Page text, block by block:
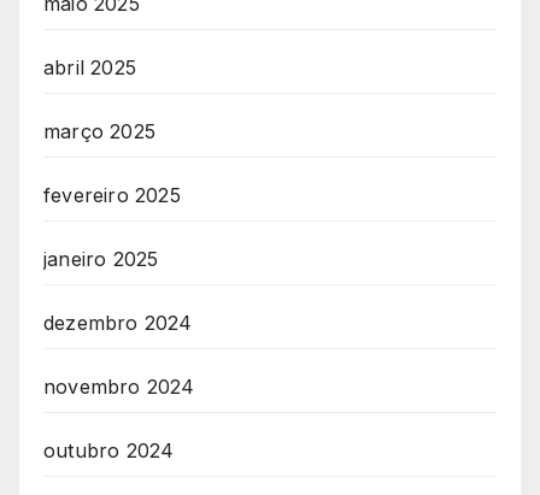
abril 2025
março 2025
fevereiro 2025
janeiro 2025
dezembro 2024
novembro 2024
outubro 2024